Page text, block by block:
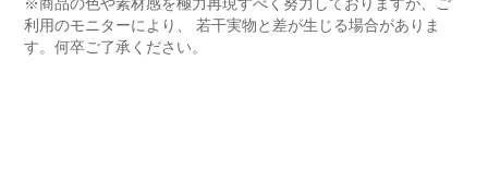
利用のモニターにより、 若干実物と差が生じる場合がありま
す。何卒ご了承ください。